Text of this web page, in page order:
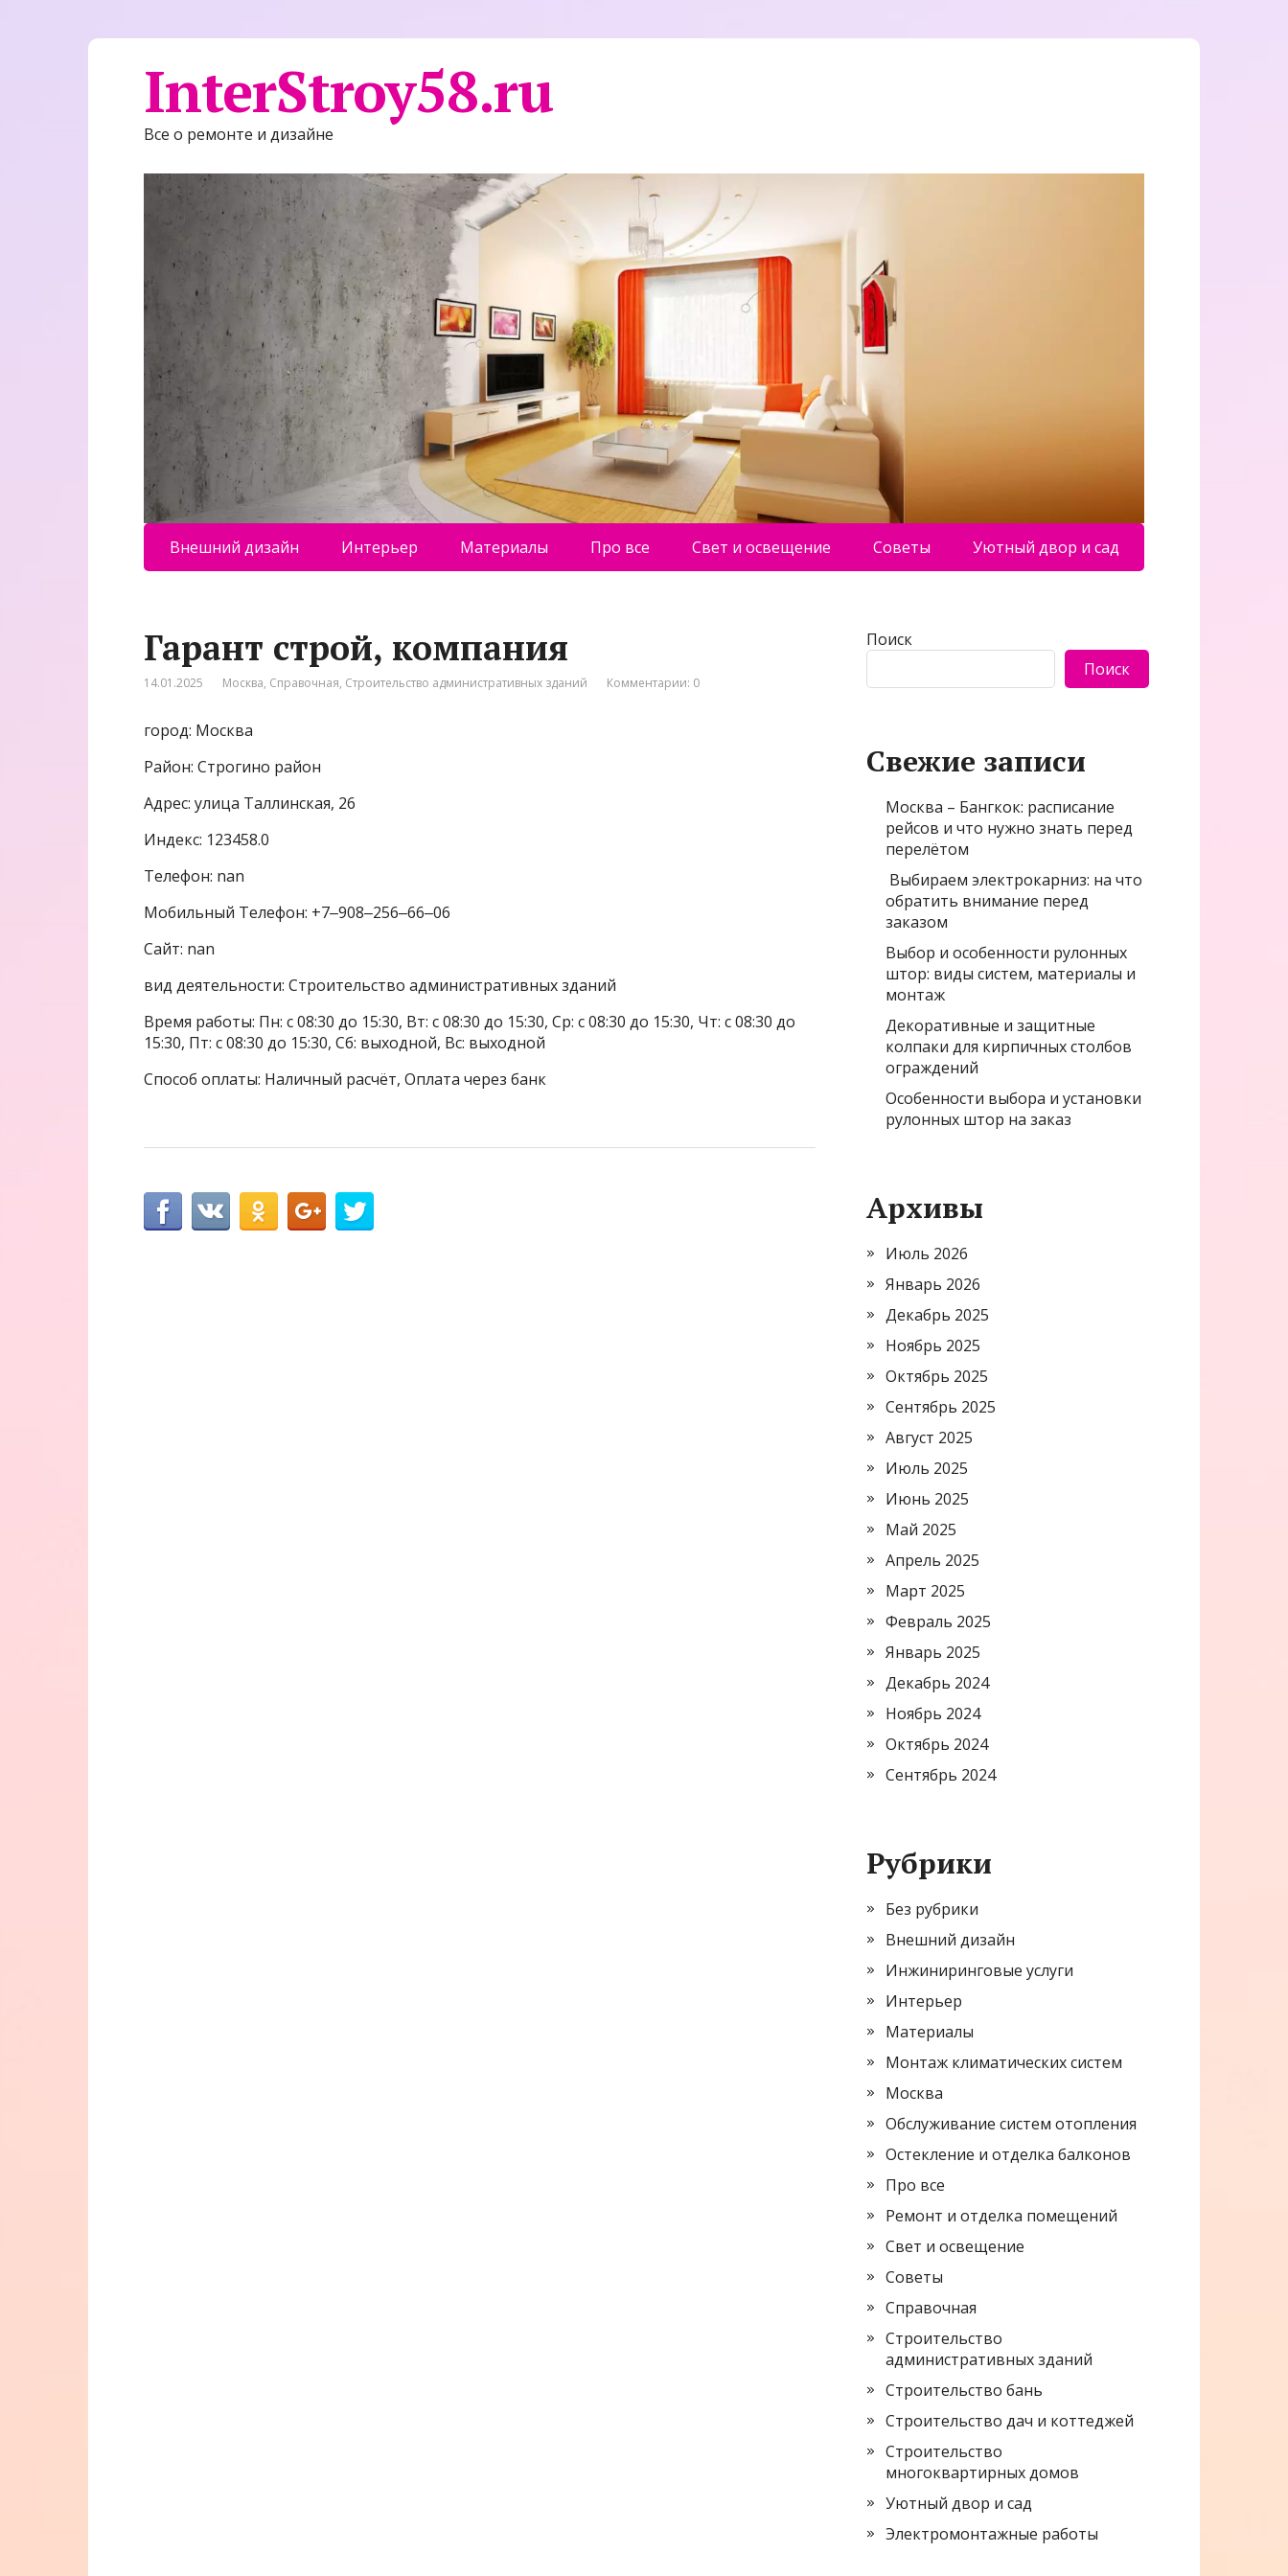
InterStroy58.ru
Все о ремонте и дизайне
Внешний дизайн Интерьер Материалы Про все Свет и освещение Советы Уютный двор и сад
Гарант строй, компания
14.01.2025 Москва, Справочная, Строительство административных зданий Комментарии: 0
город: Москва
Район: Строгино район
Адрес: улица Таллинская, 26
Индекс: 123458.0
Телефон: nan
Мобильный Телефон: +7‒908‒256‒66‒06
Сайт: nan
вид деятельности: Строительство административных зданий
Время работы: Пн: с 08:30 до 15:30, Вт: с 08:30 до 15:30, Ср: с 08:30 до 15:30, Чт: с 08:30 до
15:30, Пт: с 08:30 до 15:30, Сб: выходной, Вс: выходной
Способ оплаты: Наличный расчёт, Оплата через банк
Поиск
Поиск
Свежие записи
Москва – Бангкок: расписание
рейсов и что нужно знать перед
перелётом
Выбираем электрокарниз: на что
обратить внимание перед
заказом
Выбор и особенности рулонных
штор: виды систем, материалы и
монтаж
Декоративные и защитные
колпаки для кирпичных столбов
ограждений
Особенности выбора и установки
рулонных штор на заказ
Архивы
Июль 2026
Январь 2026
Декабрь 2025
Ноябрь 2025
Октябрь 2025
Сентябрь 2025
Август 2025
Июль 2025
Июнь 2025
Май 2025
Апрель 2025
Март 2025
Февраль 2025
Январь 2025
Декабрь 2024
Ноябрь 2024
Октябрь 2024
Сентябрь 2024
Рубрики
Без рубрики
Внешний дизайн
Инжиниринговые услуги
Интерьер
Материалы
Монтаж климатических систем
Москва
Обслуживание систем отопления
Остекление и отделка балконов
Про все
Ремонт и отделка помещений
Свет и освещение
Советы
Справочная
Строительство
административных зданий
Строительство бань
Строительство дач и коттеджей
Строительство
многоквартирных домов
Уютный двор и сад
Электромонтажные работы